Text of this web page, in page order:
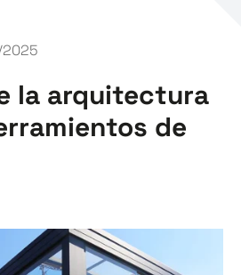
2025
la arquitectura
de